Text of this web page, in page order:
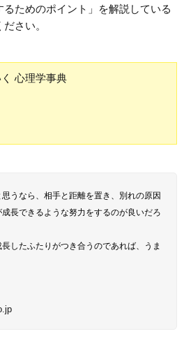
ためのポイント」を解説している
さい。
心理学事典
うなら、相手と距離を置き、別れの原因
長できるような努力をするのが良いだろ
したふたりがつき合うのであれば、うま